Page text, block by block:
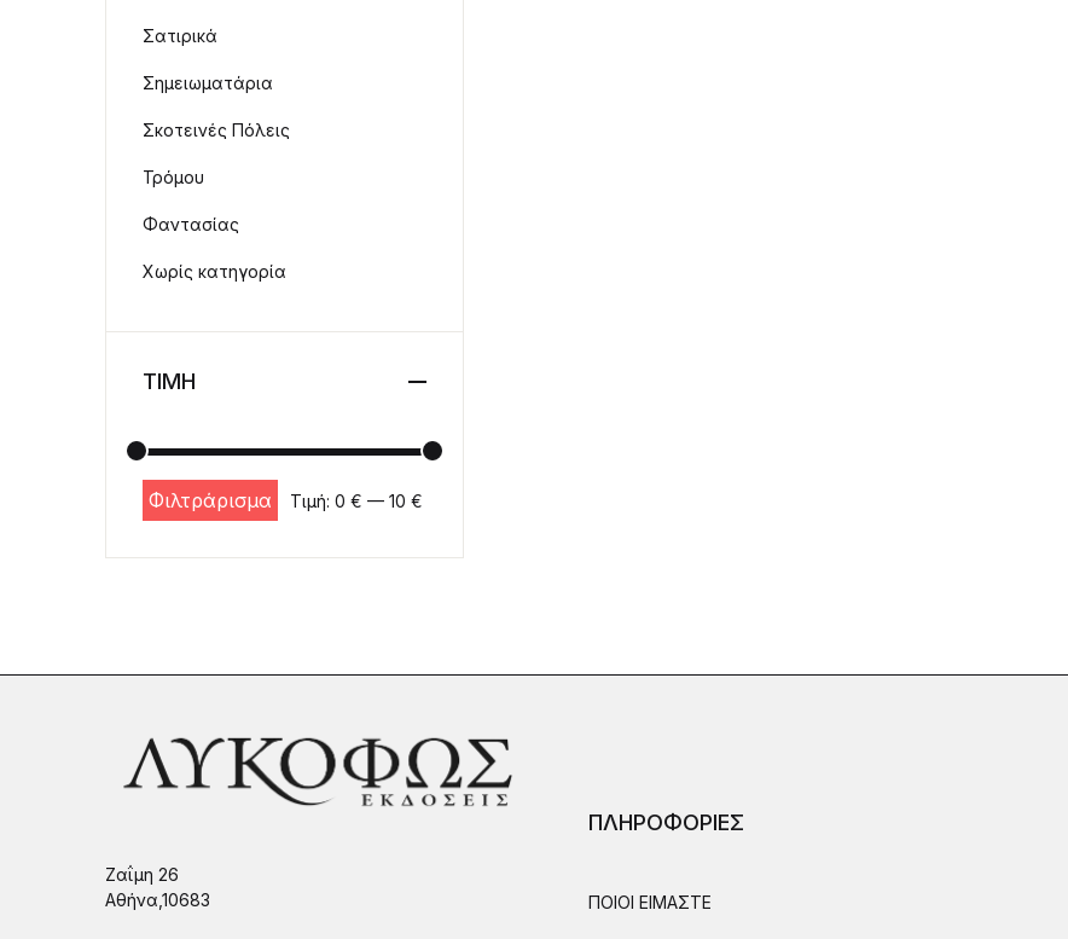
Σατιρικά
Σημειωματάρια
Σκοτεινές Πόλεις
Τρόμου
Φαντασίας
Χωρίς κατηγορία
ΤΙΜΗ
Ελάχιστη τιμή
Μέγιστη τιμή
Φιλτράρισμα Τιμή: 0 € — 10 €
Ζαΐμη 26
Αθήνα,10683
ΠΛΗΡΟΦΟΡΙΕΣ
ΠΟΙΟΙ ΕΙΜΑΣΤΕ